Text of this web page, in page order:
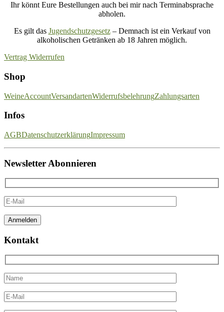
Ihr könnt Eure Bestellungen auch bei mir nach Terminabsprache
abholen.
Es gilt das Jugendschutzgesetz– Demnach ist ein Verkauf von
alkoholischen Getränken ab 18 Jahren möglich.
Vertrag Widerrufen
Shop
WeineAccountVersandartenWiderrufsbelehrungZahlungsarten
Infos
AGBDatenschutzerklärungImpressum
Newsletter Abonnieren
Kontakt